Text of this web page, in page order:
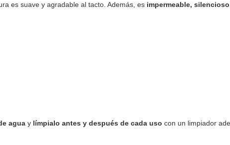
es suave y agradable al tacto. Además, es impermeable,
agua y límpialo antes y después de cada uso con un limpiador